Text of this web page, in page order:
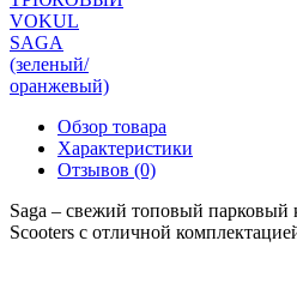
Обзор товара
Характеристики
Отзывов (0)
Saga – свежий топовый парковый
Scooters c отличной